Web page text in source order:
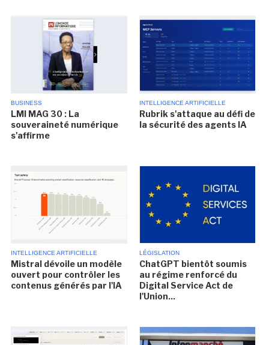
BUSINESS
LMI MAG 30 : La
souveraineté numérique
s'affirme
INTELLIGENCE ARTIFICIELLE
Rubrik s'attaque au défi de
la sécurité des agents IA
INTELLIGENCE ARTIFICIELLE
Mistral dévoile un modèle
ouvert pour contrôler les
contenus générés par l'IA
LÉGISLATION
ChatGPT bientôt soumis
au régime renforcé du
Digital Service Act de
l'Union...